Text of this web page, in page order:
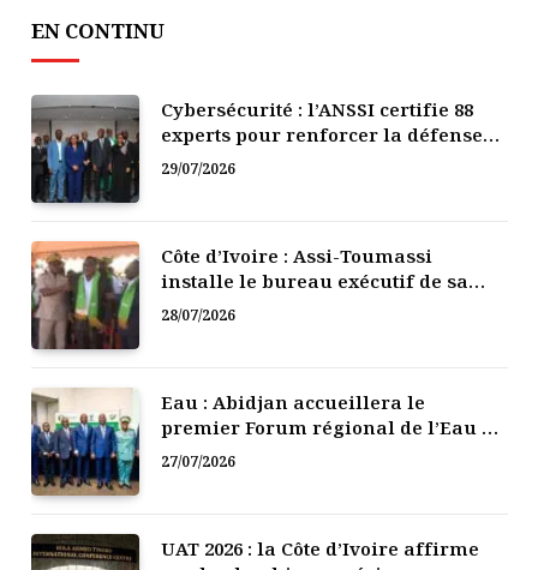
EN CONTINU
Cybersécurité : l’ANSSI certifie 88
experts pour renforcer la défense
numérique de la Côte d’Ivoire
29/07/2026
Côte d’Ivoire : Assi-Toumassi
installe le bureau exécutif de sa
mutuelle de développement
28/07/2026
Eau : Abidjan accueillera le
premier Forum régional de l’Eau de
l’Afrique de l’Ouest
27/07/2026
UAT 2026 : la Côte d’Ivoire affirme